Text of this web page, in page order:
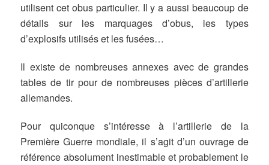
utilisent cet obus particulier. Il y a aussi beaucoup de
détails sur les marquages d’obus, les types
d’explosifs utilisés et les fusées…
Il existe de nombreuses annexes avec de grandes
tables de tir pour de nombreuses pièces d’artillerie
allemandes.
Pour quiconque s’intéresse à l’artillerie de la
Première Guerre mondiale, il s’agit d’un ouvrage de
référence absolument inestimable et probablement le